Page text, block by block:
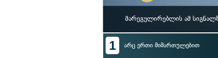
მარეგულირებლის ამ
1 არც ერთი მიმართულებით